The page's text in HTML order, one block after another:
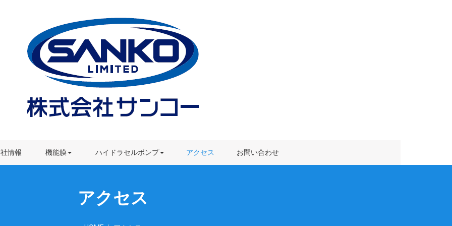
情報 機能膜
配管用カップリング
E-CELLスタック
水処理薬剤
機能膜装置
よくある質問 ハイドラセルポンプ
Cシリーズバルブ
仕組み・特長
各種サービスのご案内
導入事例
ダウンロード アクセス お問い合わせ
アクセス